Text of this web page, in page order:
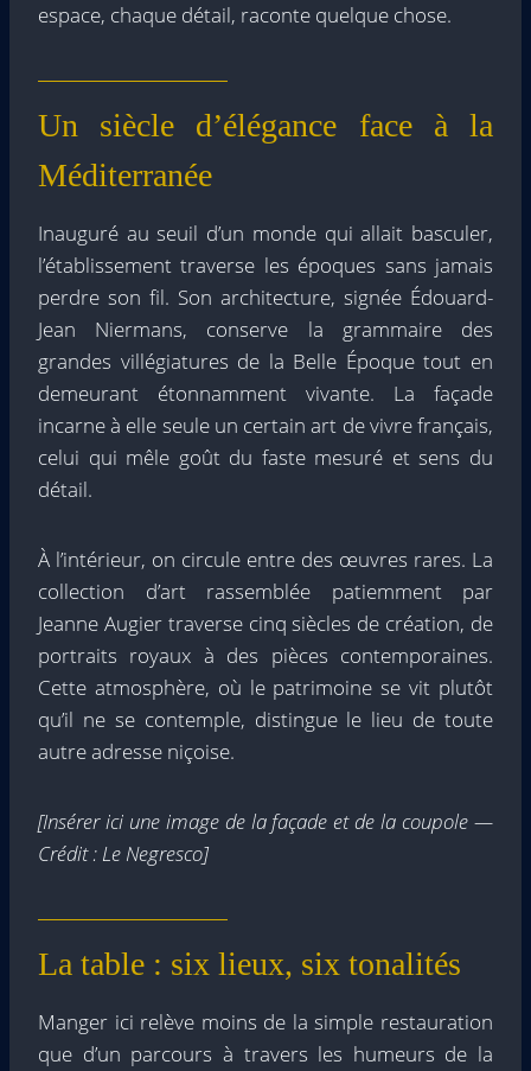
espace, chaque détail, raconte quelque chose.
Un siècle d’élégance face à la
Méditerranée
Inauguré au seuil d’un monde qui allait basculer,
l’établissement traverse les époques sans jamais
perdre son fil. Son architecture, signée Édouard-
Jean Niermans, conserve la grammaire des
grandes villégiatures de la Belle Époque tout en
demeurant étonnamment vivante. La façade
incarne à elle seule un certain art de vivre français,
celui qui mêle goût du faste mesuré et sens du
détail.
À l’intérieur, on circule entre des œuvres rares. La
collection d’art rassemblée patiemment par
Jeanne Augier traverse cinq siècles de création, de
portraits royaux à des pièces contemporaines.
Cette atmosphère, où le patrimoine se vit plutôt
qu’il ne se contemple, distingue le lieu de toute
autre adresse niçoise.
[Insérer ici une image de la façade et de la coupole —
Crédit : Le Negresco]
La table : six lieux, six tonalités
Manger ici relève moins de la simple restauration
que d’un parcours à travers les humeurs de la